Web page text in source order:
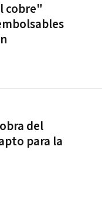
cobre"
del
para la